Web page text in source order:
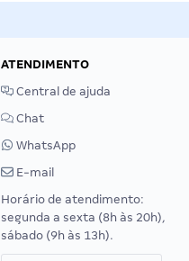
ATENDIMENTO
Central de ajuda
Chat
WhatsApp
E-mail
Horário de atendimento:
segunda a sexta (8h às 20h),
sábado (9h às 13h).